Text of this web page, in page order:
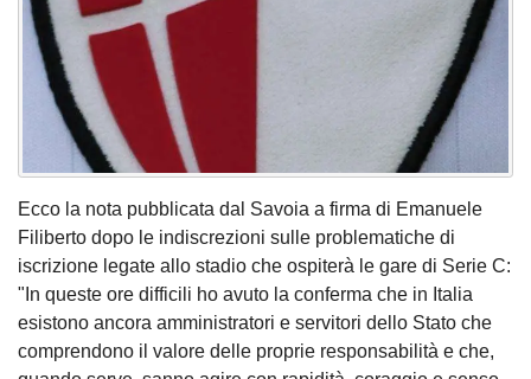
Ecco la nota pubblicata dal Savoia a firma di Emanuele
Filiberto dopo le indiscrezioni sulle problematiche di
iscrizione legate allo stadio che ospiterà le gare di Serie C:
"In queste ore difficili ho avuto la conferma che in Italia
esistono ancora amministratori e servitori dello Stato che
comprendono il valore delle proprie responsabilità e che,